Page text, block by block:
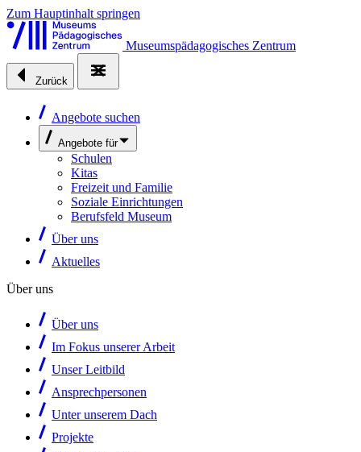
Zum Hauptinhalt springen
Museumspädagogisches Zentrum
Zurück
Angebote suchen
Angebote für
Schulen
Kitas
Freizeit und Familie
Soziale Einrichtungen
Berufsfeld Museum
Über uns
Aktuelles
Über uns
Über uns
Im Fokus unserer Arbeit
Unser Leitbild
Ansprechpersonen
Unter unserem Dach
Projekte